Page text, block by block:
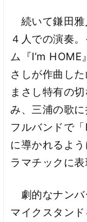
続いて鎌田雅
４人での演奏
ム『I’m HOME
さしが作曲し
まさし特有の
み、三浦の歌に
フルバンドで
に導かれるよ
ラマチックに表
劇的なナンバ
マイクスタン